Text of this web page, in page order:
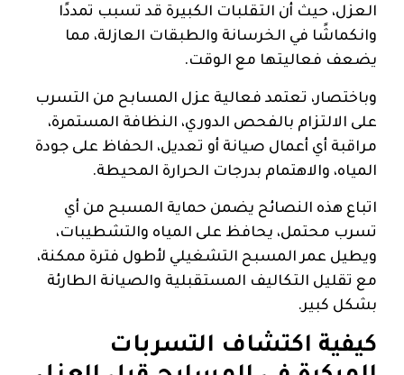
العزل، حيث أن التقلبات الكبيرة قد تسبب تمددًا
وانكماشًا في الخرسانة والطبقات العازلة، مما
يضعف فعاليتها مع الوقت.
وباختصار، تعتمد فعالية عزل المسابح من التسرب
على الالتزام بالفحص الدوري، النظافة المستمرة،
مراقبة أي أعمال صيانة أو تعديل، الحفاظ على جودة
المياه، والاهتمام بدرجات الحرارة المحيطة.
اتباع هذه النصائح يضمن حماية المسبح من أي
تسرب محتمل، يحافظ على المياه والتشطيبات،
ويطيل عمر المسبح التشغيلي لأطول فترة ممكنة،
مع تقليل التكاليف المستقبلية والصيانة الطارئة
بشكل كبير.
كيفية اكتشاف التسربات